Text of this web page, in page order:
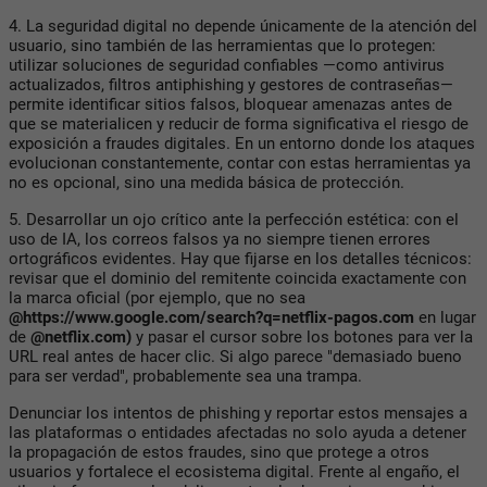
4. La seguridad digital no depende únicamente de la atención del
usuario, sino también de las herramientas que lo protegen:
utilizar soluciones de seguridad confiables —como antivirus
actualizados, filtros antiphishing y gestores de contraseñas—
permite identificar sitios falsos, bloquear amenazas antes de
que se materialicen y reducir de forma significativa el riesgo de
exposición a fraudes digitales. En un entorno donde los ataques
evolucionan constantemente, contar con estas herramientas ya
no es opcional, sino una medida básica de protección.
5. Desarrollar un ojo crítico ante la perfección estética: con el
uso de IA, los correos falsos ya no siempre tienen errores
ortográficos evidentes. Hay que fijarse en los detalles técnicos:
revisar que el dominio del remitente coincida exactamente con
la marca oficial (por ejemplo, que no sea
@https://www.google.com/search?q=netflix-pagos.com en lugar
de @netflix.com) y pasar el cursor sobre los botones para ver la
URL real antes de hacer clic. Si algo parece "demasiado bueno
para ser verdad", probablemente sea una trampa.
Denunciar los intentos de phishing y reportar estos mensajes a
las plataformas o entidades afectadas no solo ayuda a detener
la propagación de estos fraudes, sino que protege a otros
usuarios y fortalece el ecosistema digital. Frente al engaño, el